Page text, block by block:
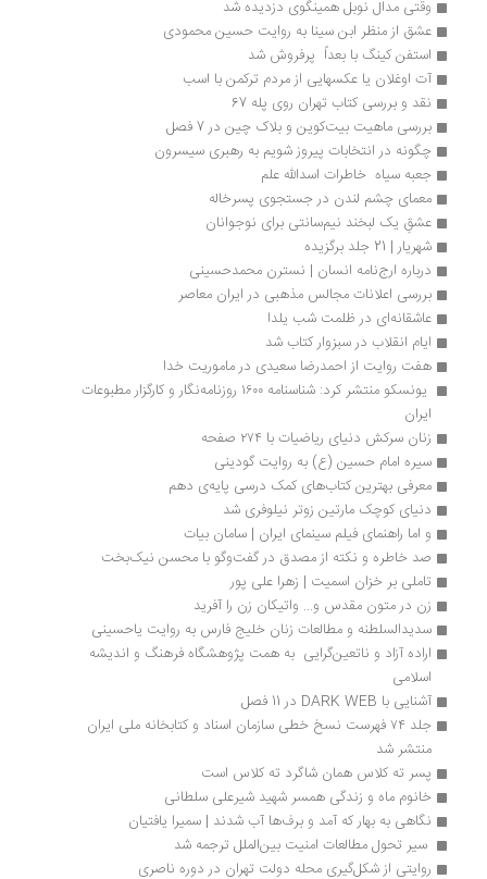
وقتی مدال نوبل همینگوی دزدیده شد
عشق از منظر ابن سینا به روایت حسین محمودی
استفن کینگ با بعداً  پرفروش‌ شد
آت اوغلان یا عکسهایی از مردم ترکمن با اسب
نقد و بررسی کتاب تهران روی پله 67
بررسی ماهیت بیت‌کوین و بلاک چین در 7 فصل
چگونه در انتخابات پیروز شویم به رهبری سیسرون
جعبه سیاه  خاطرات اسدالله علم
معمای چشم لندن در جستجوی پسرخاله
عشقِ یک لبخند نیم‌سانتی برای نوجوانان
شهریار | 21 جلد برگزیده
درباره ارج‌نامه انسان | نسترن محمدحسینی
بررسی اعلانات مجالس مذهبی در ایران معاصر
عاشقانه‌ای در ظلمت شب یلدا
ایام انقلاب در سبزوار کتاب شد
هفت روایت از احمدرضا سعیدی در ماموریت خدا
ایران
زنان سرکش دنیای ریاضیات با ۲۷۴ صفحه
سیره‌ امام حسین (ع) به روایت گودینی
معرفی بهترین کتاب‌های کمک درسی پایه‌ی دهم
دنیای کوچک مارتین زوتر نیلوفری شد
و اما راهنمای فیلم سینمای ایران | سامان بیات
صد خاطره و نکته از مصدق در گفت‌وگو با محسن نیک‌بخت
تاملی بر خزان اسمیت | زهرا علی پور
زن در متون مقدس و... واتیکان زن را آفرید
سدیدالسلطنه و مطالعات زنان خلیج فارس به روایت یاحسینی
اسلامی‌
آشنایی با DARK WEB در 11 فصل
منتشر شد
پسر ته کلاس همان شاگرد ته کلاس است
خانوم ماه و زندگی همسر شهید شیرعلی سلطانی
نگاهی به بهار که آمد و برف‌ها آب شدند | سمیرا یافتیان
سیر تحول مطالعات امنیت بین‌الملل ترجمه شد
روایتی از شکل‌گیری محله دولت تهران در دوره ناصری